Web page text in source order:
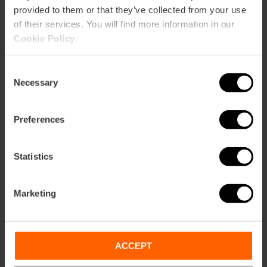
provided to them or that they’ve collected from your use
of their services. You will find more information in our
Cookie Policy
Selection
Necessary
Preferences
Statistics
Marketing
ACCEPT
Come arrivare
Bus